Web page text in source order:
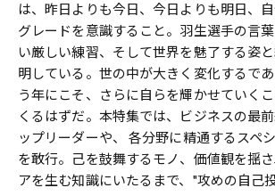
は、昨日よりも今日、今日よりも明日、
グレードを意識すること。羽生選手の言
い厳しい練習、そして世界を魅了する姿
明している。世の中が大きく変化するで
う年にこそ、さらに自らを輝かせていく
くるはずだ。本特集では、ビジネスの最
ップリーダーや、 各分野に精通するスペ
を敢行。己を鼓舞するモノ、価値観を揺
アを生む知識にいたるまで、"攻めの自己